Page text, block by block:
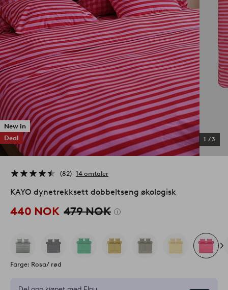
New in
Deal
1 /3
82 14 omtaler
KAYO dynetrekksett dobbeltseng økologisk
440 NOK 479 NOK
Farge: Rosa/ rød